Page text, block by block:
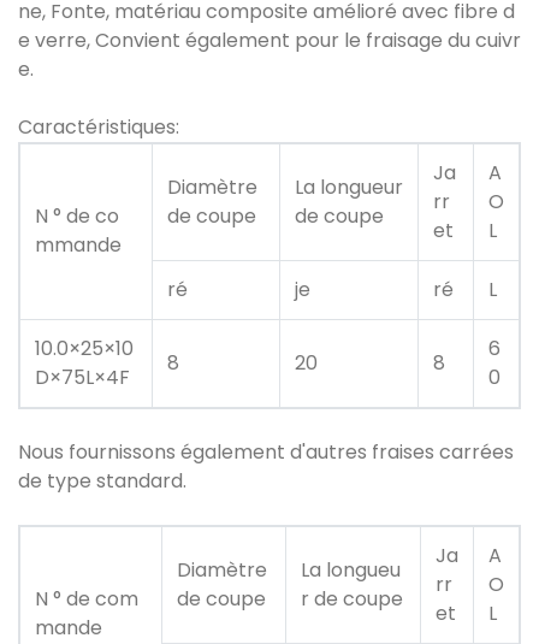
ne, Fonte, matériau composite amélioré avec fibre d
e verre, Convient également pour le fraisage du cuivr
e.
Caractéristiques:
N ° de co
mmande
Diamètre
de coupe
La longueur
de coupe
Ja
rr
et
A
O
L
ré je ré L
10.0×25×10
D×75L×4F
8 20 8
6
0
Nous fournissons également d'autres fraises carrées
de type standard.
N ° de com
mande
Diamètre
de coupe
La longueu
r de coupe
Ja
rr
et
A
O
L